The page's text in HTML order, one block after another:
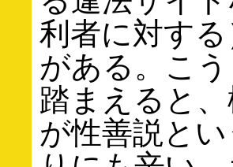
利者に対す
がある。こ
踏まえると
が性善説と